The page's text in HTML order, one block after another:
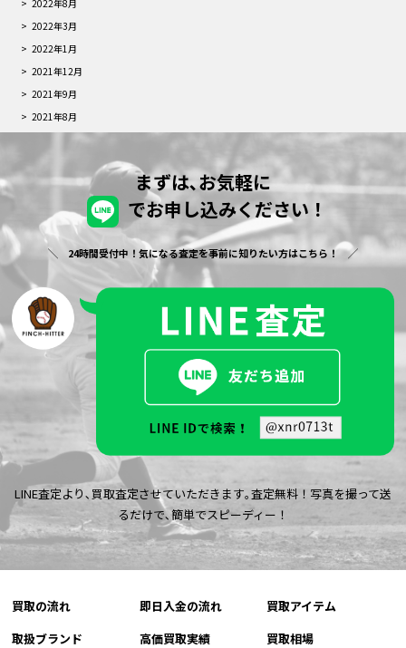
2022年8月
2022年3月
2022年1月
2021年12月
2021年9月
2021年8月
まずは､お気軽に
でお申し込みください！
24時間受付中！気になる査定を事前に知りたい方はこちら！
LINE査定より､買取査定させていただきます｡査定無料！写真を撮って送
るだけで､簡単でスピーディー！
買取の流れ 即日入金の流れ
買取アイテム
取扱ブランド
高価買取実績 買取相場